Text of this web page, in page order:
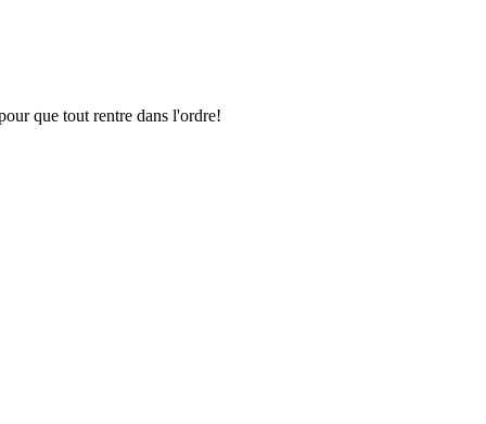
que tout rentre dans l'ordre!